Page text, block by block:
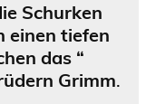
Schurken
einen tiefen
das “
Grimm.